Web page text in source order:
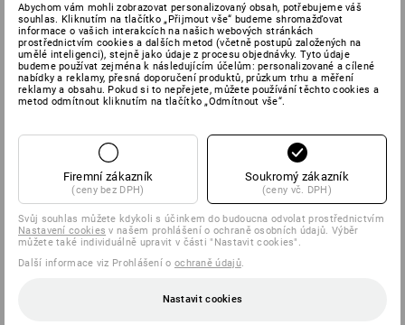
Abychom vám mohli zobrazovat personalizovaný obsah, potřebujeme váš
souhlas. Kliknutím na tlačítko „Přijmout vše“ budeme shromažďovat
informace o vašich interakcích na našich webových stránkách
prostřednictvím cookies a dalších metod (včetně postupů založených na
umělé inteligenci), stejně jako údaje z procesu objednávky. Tyto údaje
budeme používat zejména k následujícím účelům: personalizované a cílené
nabídky a reklamy, přesná doporučení produktů, průzkum trhu a měření
reklamy a obsahu. Pokud si to nepřejete, můžete používání těchto cookies a
metod odmítnout kliknutím na tlačítko „Odmítnout vše“.
Firemní zákazník
(ceny bez DPH)
Soukromý zákazník
(ceny vč. DPH)
Svůj souhlas můžete kdykoli s účinkem do budoucna odvolat prostřednictvím
Nastavení cookies v našem prohlášení o ochraně osobních údajů. Výběr
můžete také individuálně upravit v části "Nastavit cookies".
Další informace viz Prohlášení o ochraně údajů.
Nastavit cookies